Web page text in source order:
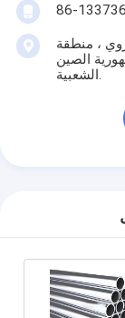
86-
طريق جوانجروي ، منطقة
الصين